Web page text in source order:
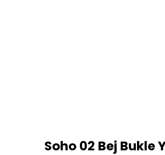
Soho 02 Bej Bukle